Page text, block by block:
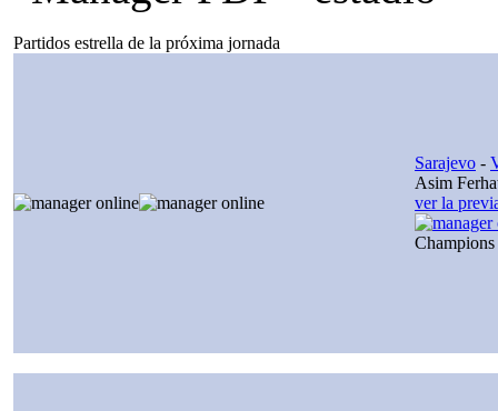
Partidos estrella de la próxima jornada
Sarajevo -
Asim
ver la